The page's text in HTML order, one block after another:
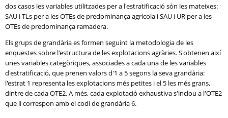
dos casos les variables utilitzades per a l'estratificació són les mateixes:
SAU i TLs per a les OTEs de predominança agrícola i SAU i UR per a les
OTEs de predominança ramadera.
Els grups de grandària es formen seguint la metodologia de les
enquestes sobre l'estructura de les explotacions agràries. S'obtenen així
unes variables categòriques, associades a cada una de les variables
d'estratificació, que prenen valors d'1 a 5 segons la seva grandària:
l'estrat 1 representa les explotacions més petites i el 5 les més grans,
dintre de cada OTE2. A més, cada explotació exhaustiva s'inclou a l'OTE2
que li correspon amb el codi de grandària 6.